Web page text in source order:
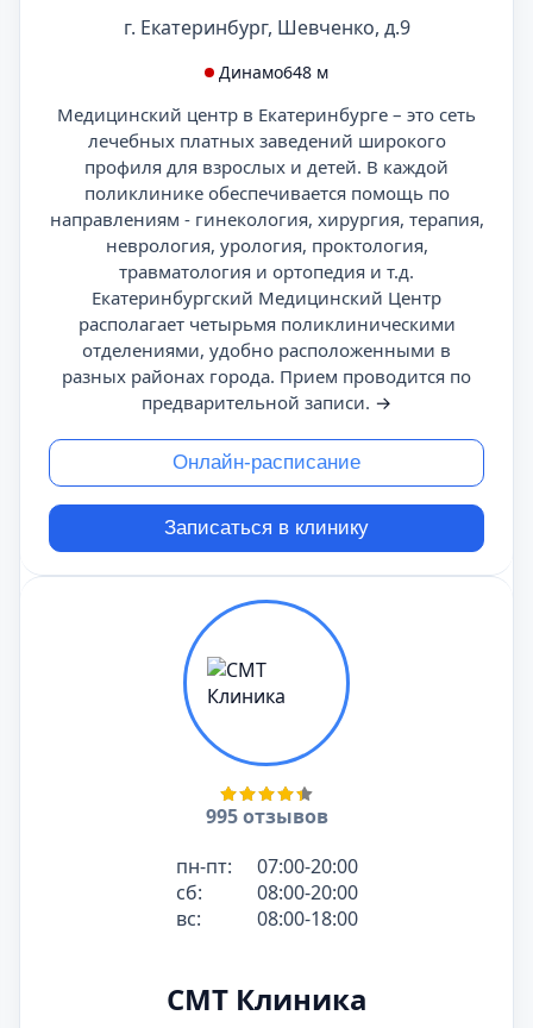
г. Екатеринбург, Шевченко, д.9
Динамо648 м
Медицинский центр в Екатеринбурге – это сеть
лечебных платных заведений широкого
профиля для взрослых и детей. В каждой
поликлинике обеспечивается помощь по
направлениям - гинекология, хирургия, терапия,
неврология, урология, проктология,
травматология и ортопедия и т.д.
Екатеринбургский Медицинский Центр
располагает четырьмя поликлиническими
отделениями, удобно расположенными в
разных районах города. Прием проводится по
предварительной записи. →
Онлайн-расписание
Записаться в клинику
995 отзывов
пн-пт:
07:00-20:00
сб:
08:00-20:00
вс:
08:00-18:00
СМТ Клиника